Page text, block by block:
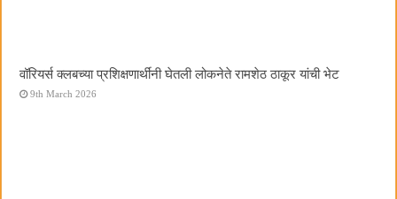
वॉरियर्स क्लबच्या प्रशिक्षणार्थींनी घेतली लोकनेते रामशेठ ठाकूर यांची भेट
9th March 2026